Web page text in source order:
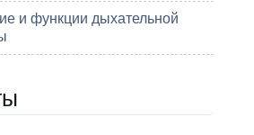
и функции дыхательной